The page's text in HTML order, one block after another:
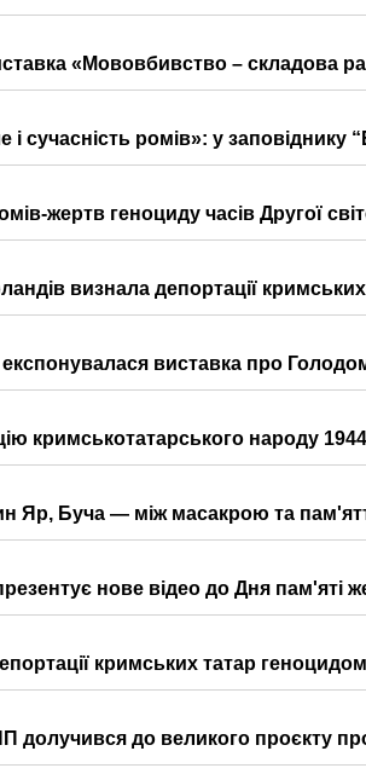
«Мововбивство – складова
і сучасність ромів»: у
жертв геноциду часів Другої
визнала депортації
виставка про
кримськотатарського народу
Яр, Буча — між масакрою та
нове відео до Дня пам'яті
кримських татар геноцидом
долучився до великого проєкту